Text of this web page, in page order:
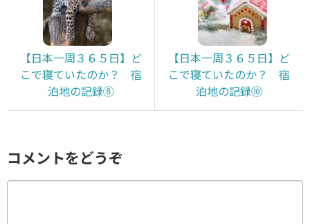
【日本一周３６５日】ど
こで寝ていたのか？ 宿
泊地の記録⑧
【日本一周３６５日】ど
こで寝ていたのか？ 宿
泊地の記録⑩
コメントをどうぞ